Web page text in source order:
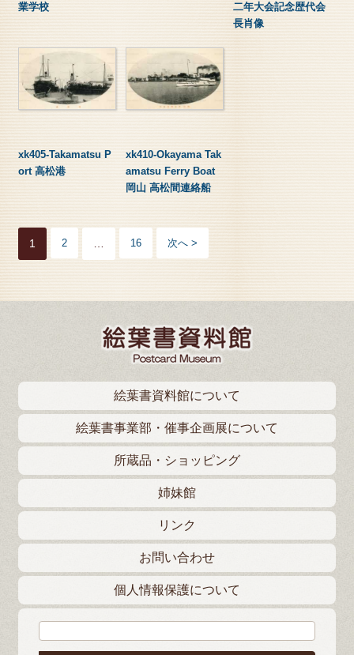
業学校
二年大会記念歴代会
長肖像
xk405-Takamatsu P
ort 高松港
xk410-Okayama Tak
amatsu Ferry Boat
岡山 高松間連絡船
1 2 16 次へ >
絵葉書資料館について
絵葉書事業部・催事企画展について
所蔵品・ショッピング
姉妹館
リンク
お問い合わせ
個人情報保護について